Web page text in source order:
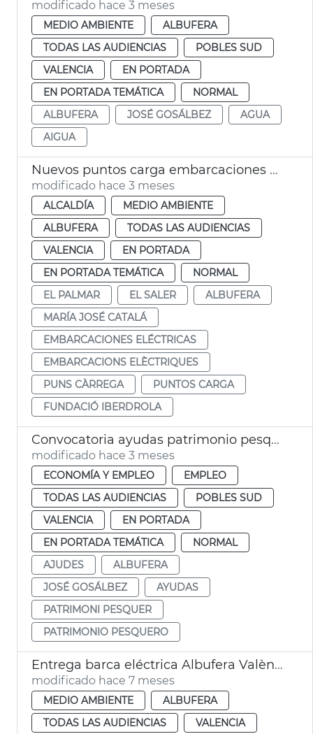
modificado hace 3 meses
MEDIO AMBIENTE
ALBUFERA
TODAS LAS AUDIENCIAS
POBLES SUD
VALENCIA
EN PORTADA
EN PORTADA TEMÁTICA
NORMAL
ALBUFERA
JOSÉ GOSÁLBEZ
AGUA
AIGUA
Nuevos puntos carga embarcaciones eléctricas Albufera València
modificado hace 3 meses
ALCALDÍA
MEDIO AMBIENTE
ALBUFERA
TODAS LAS AUDIENCIAS
VALENCIA
EN PORTADA
EN PORTADA TEMÁTICA
NORMAL
EL PALMAR
EL SALER
ALBUFERA
MARÍA JOSÉ CATALÁ
EMBARCACIONES ELÉCTRICAS
EMBARCACIONS ELÈCTRIQUES
PUNS CÀRREGA
PUNTOS CARGA
FUNDACIÓ IBERDROLA
Convocatoria ayudas patrimonio pesquero València 2026
modificado hace 3 meses
ECONOMÍA Y EMPLEO
EMPLEO
TODAS LAS AUDIENCIAS
POBLES SUD
VALENCIA
EN PORTADA
EN PORTADA TEMÁTICA
NORMAL
AJUDES
ALBUFERA
JOSÉ GOSÁLBEZ
AYUDAS
PATRIMONI PESQUER
PATRIMONIO PESQUERO
Entrega barca eléctrica Albufera València
modificado hace 7 meses
MEDIO AMBIENTE
ALBUFERA
TODAS LAS AUDIENCIAS
VALENCIA